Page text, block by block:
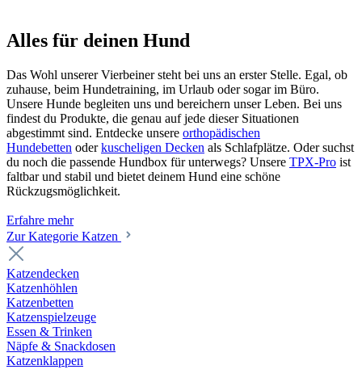
Alles für deinen Hund
Das Wohl unserer Vierbeiner steht bei uns an erster Stelle. Egal, ob
zuhause, beim Hundetraining, im Urlaub oder sogar im Büro.
Unsere Hunde begleiten uns und bereichern unser Leben. Bei uns
findest du Produkte, die genau auf jede dieser Situationen
abgestimmt sind. Entdecke unsere orthopädischen
Hundebetten oderkuscheligen Decken als Schlafplätze. Oder suchst
du noch die passende Hundbox für unterwegs? Unsere TPX-Pro ist
faltbar und stabil und bietet deinem Hund eine schöne
Rückzugsmöglichkeit.
Erfahre mehr
Zur Kategorie Katzen
Katzendecken
Katzenhöhlen
Katzenbetten
Katzenspielzeuge
Essen & Trinken
Näpfe & Snackdosen
Katzenklappen